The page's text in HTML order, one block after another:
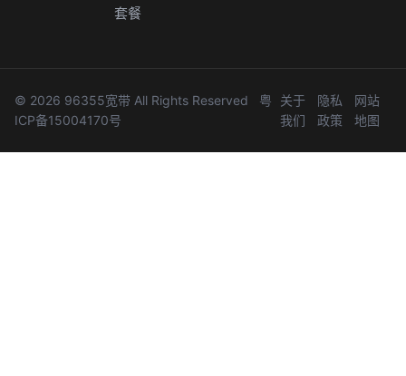
套餐
© 2026 96355宽带 All Rights Reserved 粤
ICP备15004170号
关于
我们
隐私
政策
网站
地图